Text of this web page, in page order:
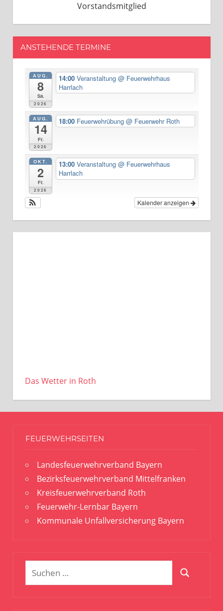
Vorstandsmitglied
ANSTEHENDE TERMINE
AUG.
8
Sa.
2026
14:00Veranstaltung@ Feuerwehrhaus
Harrlach
AUG.
14
Fr.
2026
18:00 Feuerwehrübung@ Feuerwehr Roth
OKT.
2
Fr.
2026
13:00Veranstaltung@ Feuerwehrhaus
Harrlach
Kalender anzeigen
Das Wetter in Roth
FEUERWEHRSEITEN
Landesfeuerwehrverband Bayern
Bezirksfeuerwehrverband Mittelfranken
Kreisfeuerwehrverband Roth
Feuerwehr-Lernbar Bayern
Kommunale Unfallversicherung Bayern
Suchen
Suchen